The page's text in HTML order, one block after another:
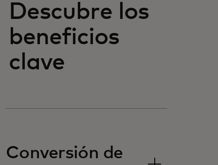
Descubre los
beneficios
clave
Conversión de